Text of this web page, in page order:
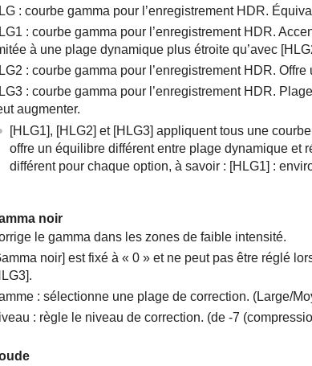
: courbe gamma pour l’enregistrement HDR.
: courbe gamma pour l’enregistrement HDR.
à une plage dynamique plus étroite qu’avec
: courbe gamma pour l’enregistrement HDR.
: courbe gamma pour l’enregistrement HDR.
augmenter.
[HLG1], [HLG2] et [HLG3] appliquent tous une
offre un équilibre différent entre plage dynamique et
différent pour chaque option, à savoir : [HLG1] :
noir
le gamma dans les zones de faible intensité.
noir] est fixé à « 0 » et ne peut pas être réglé
.
: sélectionne une plage de correction. (Large/
: règle le niveau de correction. (de -7